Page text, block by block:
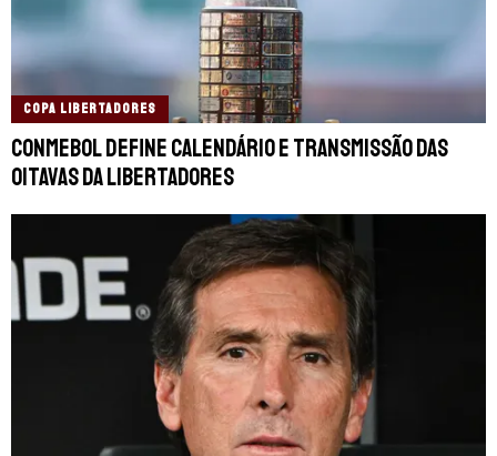
COPA LIBERTADORES
Conmebol define calendário e transmissão das
oitavas da Libertadores